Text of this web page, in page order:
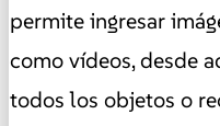
permite ingresar
como vídeos, desde
todos los objetos o